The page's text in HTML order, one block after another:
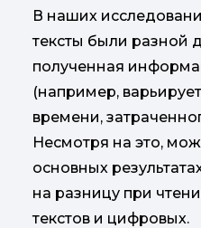
В наших
тексты были разной
полученная
(например,
времени,
Несмотря на это,
основных
на разницу при
текстов и цифровых.